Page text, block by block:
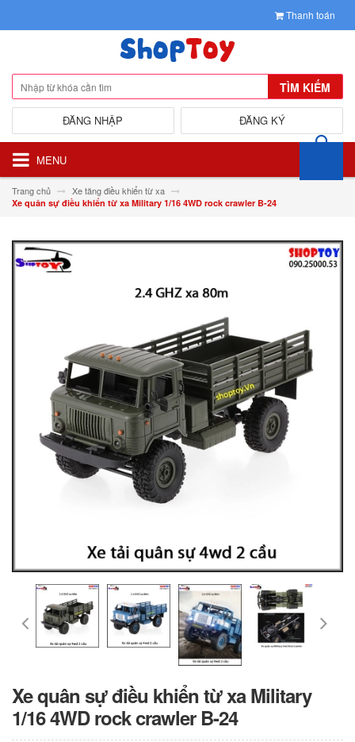
Thanh toán
TÌM KIẾM
ĐĂNG KÝ
ĐĂNG NHẬP
MENU
Trang chủ Xe tăng điều khiển từ xa
Xe quân sự điều khiển từ xa Military 1/16 4WD rock crawler B-24
Xe quân sự điều khiển từ xa Military
1/16 4WD rock crawler B-24